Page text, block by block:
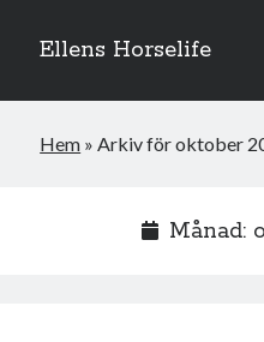
Ellens Horselife
Sidopanel
Hem »Arkiv för oktober
Månad: